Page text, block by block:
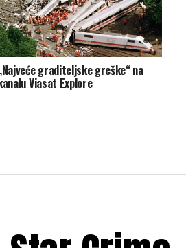
graditeljske greške“ na
Viasat Explore